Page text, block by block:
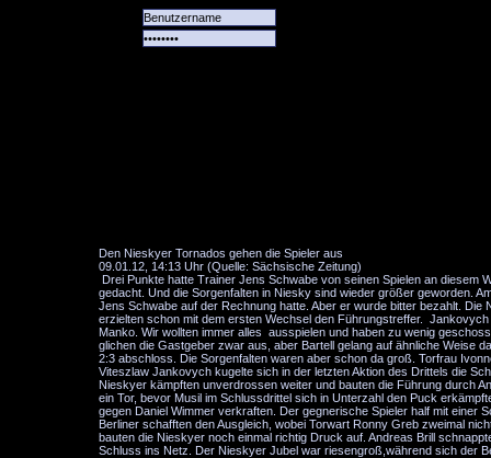
Den Nieskyer Tornados gehen die Spieler aus
09.01.12, 14:13 Uhr (Quelle: Sächsische Zeitung)
Drei Punkte hatte Trainer Jens Schwabe von seinen Spielen an diesem
gedacht. Und die Sorgenfalten in Niesky sind wieder größer geworden.
Jens Schwabe auf der Rechnung hatte. Aber er wurde bitter bezahlt.
erzielten schon mit dem ersten Wechsel den Führungstreffer.
Manko. Wir wollten immer alles ausspielen und haben zu wenig
glichen die Gastgeber zwar aus, aber Bartell gelang auf ähnliche Weise
2:3 abschloss. Die Sorgenfalten waren aber schon da groß. Torfrau
Viteszlaw Jankovych kugelte sich in der letzten Aktion des Drittels die
Nieskyer kämpften unverdrossen weiter und bauten die Führung durch
ein Tor, bevor Musil im Schlussdrittel sich in Unterzahl den Puck
gegen Daniel Wimmer verkraften. Der gegnerische Spieler half mit einer
Berliner schafften den Ausgleich, wobei Torwart Ronny Greb zweimal
bauten die Nieskyer noch einmal richtig Druck auf. Andreas Brill
Schluss ins Netz. Der Nieskyer Jubel war riesengroß,während sich der